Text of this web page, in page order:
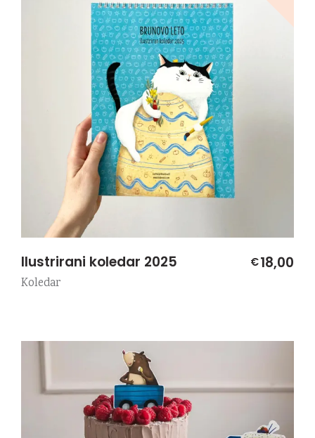
Ilustrirani koledar 2025 €18,00
Koledar